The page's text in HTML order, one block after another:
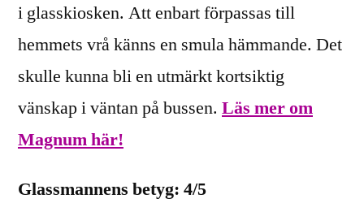
i glasskiosken. Att enbart förpassas till
hemmets vrå känns en smula hämmande. Det
skulle kunna bli en utmärkt kortsiktig
vänskap i väntan på bussen. Läs mer om
Magnum här!
Glassmannens betyg: 4/5